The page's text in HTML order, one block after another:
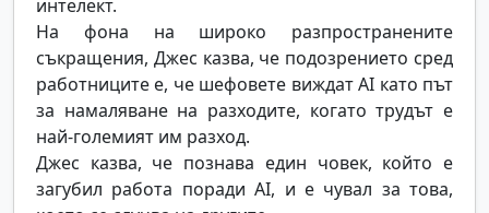
интелект.
На фона на широко разпространените
съкращения, Джес казва, че подозрението сред
работниците е, че шефовете виждат AI като път
за намаляване на разходите, когато трудът е
най-големият им разход.
Джес казва, че познава един човек, който е
загубил работа поради AI, и е чувал за това,